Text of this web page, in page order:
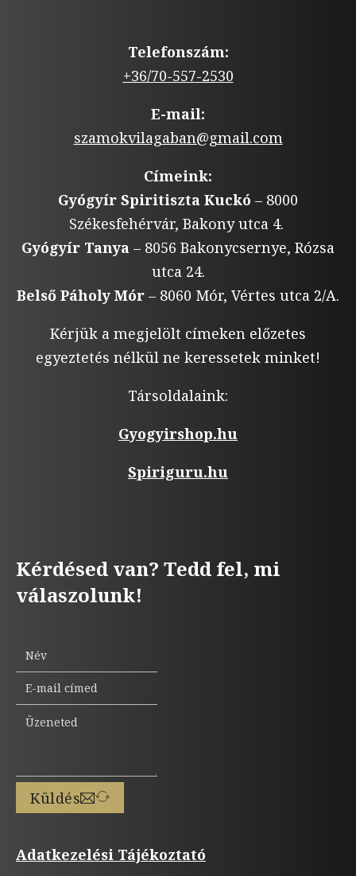
Telefonszám:
+36/70-557-2530
E-mail:
szamokvilagaban@gmail.com
Címeink:
Gyógyír Spiritiszta Kuckó – 8000
Székesfehérvár, Bakony utca 4.
Gyógyír Tanya – 8056 Bakonycsernye, Rózsa
utca 24.
Belső Páholy Mór – 8060 Mór, Vértes utca 2/A.
Kérjük a megjelölt címeken előzetes
egyeztetés nélkül ne keressetek minket!
Társoldalaink:
Gyogyirshop.hu
Spiriguru.hu
Kérdésed van? Tedd fel, mi
válaszolunk!
Küldés
Adatkezelési Tájékoztató